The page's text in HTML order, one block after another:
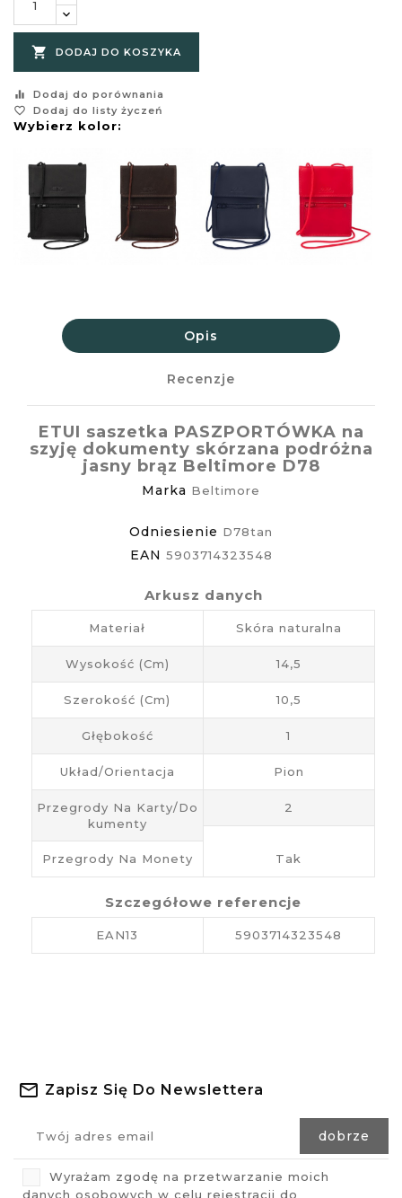
 DODAJ DO KOSZYKA
equalizer
Dodaj do porównania
favorite_border
Dodaj do listy życzeń
Wybierz kolor:
Opis
Recenzje
ETUI saszetka PASZPORTÓWKA na
szyję dokumenty skórzana podróżna
jasny brąz Beltimore D78
Marka Beltimore
Odniesienie D78tan
EAN 5903714323548
Arkusz danych
Materiał Skóra naturalna
Wysokość (cm) 14,5
Szerokość (cm) 10,5
Głębokość 1
Układ/Orientacja Pion
Przegrody Na Karty/do
Kumenty
2
Przegrody Na Monety Tak
Szczegółowe referencje
EAN13 5903714323548
Zapisz Się Do Newslettera
Wyrażam zgodę na przetwarzanie moich
danych osobowych w celu rejestracji do